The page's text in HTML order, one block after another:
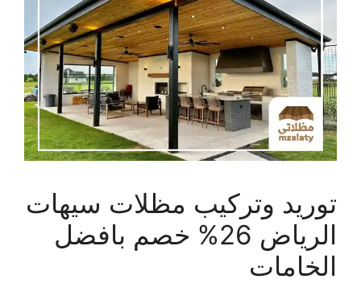
توريد وتركيب مظلات سيهات
الرياض 26% خصم بافضل
الخامات